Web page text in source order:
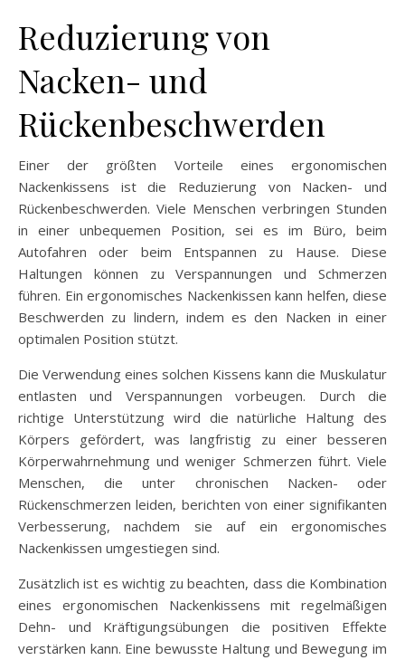
Reduzierung von
Nacken- und
Rückenbeschwerden
Einer der größten Vorteile eines ergonomischen
Nackenkissens ist die Reduzierung von Nacken- und
Rückenbeschwerden. Viele Menschen verbringen Stunden
in einer unbequemen Position, sei es im Büro, beim
Autofahren oder beim Entspannen zu Hause. Diese
Haltungen können zu Verspannungen und Schmerzen
führen. Ein ergonomisches Nackenkissen kann helfen, diese
Beschwerden zu lindern, indem es den Nacken in einer
optimalen Position stützt.
Die Verwendung eines solchen Kissens kann die Muskulatur
entlasten und Verspannungen vorbeugen. Durch die
richtige Unterstützung wird die natürliche Haltung des
Körpers gefördert, was langfristig zu einer besseren
Körperwahrnehmung und weniger Schmerzen führt. Viele
Menschen, die unter chronischen Nacken- oder
Rückenschmerzen leiden, berichten von einer signifikanten
Verbesserung, nachdem sie auf ein ergonomisches
Nackenkissen umgestiegen sind.
Zusätzlich ist es wichtig zu beachten, dass die Kombination
eines ergonomischen Nackenkissens mit regelmäßigen
Dehn- und Kräftigungsübungen die positiven Effekte
verstärken kann. Eine bewusste Haltung und Bewegung im